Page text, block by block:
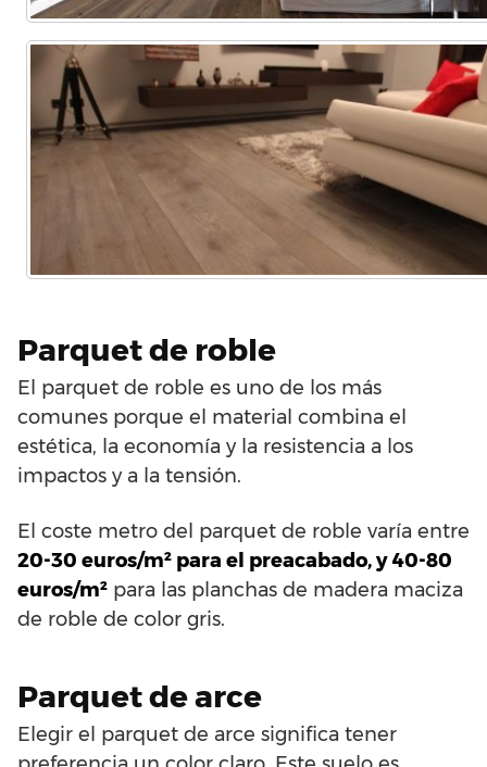
Parquet de roble
El parquet de roble es uno de los más
comunes porque el material combina el
estética, la economía y la resistencia a los
impactos y a la tensión.
El coste metro del parquet de roble varía entre
20-30 euros/m² para el preacabado, y 40-80
euros/m² para las planchas de madera maciza
de roble de color gris.
Parquet de arce
Elegir el parquet de arce significa tener